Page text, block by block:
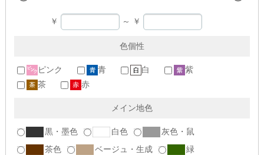
￥ ～ ￥
色個性
ピンク 青 白
紫
茶
赤
メイン地色
黒・墨色 白色
灰色・鼠
茶色
ベージュ・生成
緑